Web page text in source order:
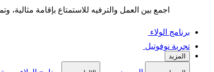
اجمع بين العمل والترفيه للاستمتاع بإقامة مثالية،
برنامج الولاء
تجربة نوفوتيل
المزيد